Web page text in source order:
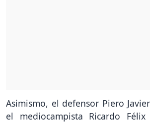
Asimismo, el defensor Piero
el mediocampista Ricardo Félix